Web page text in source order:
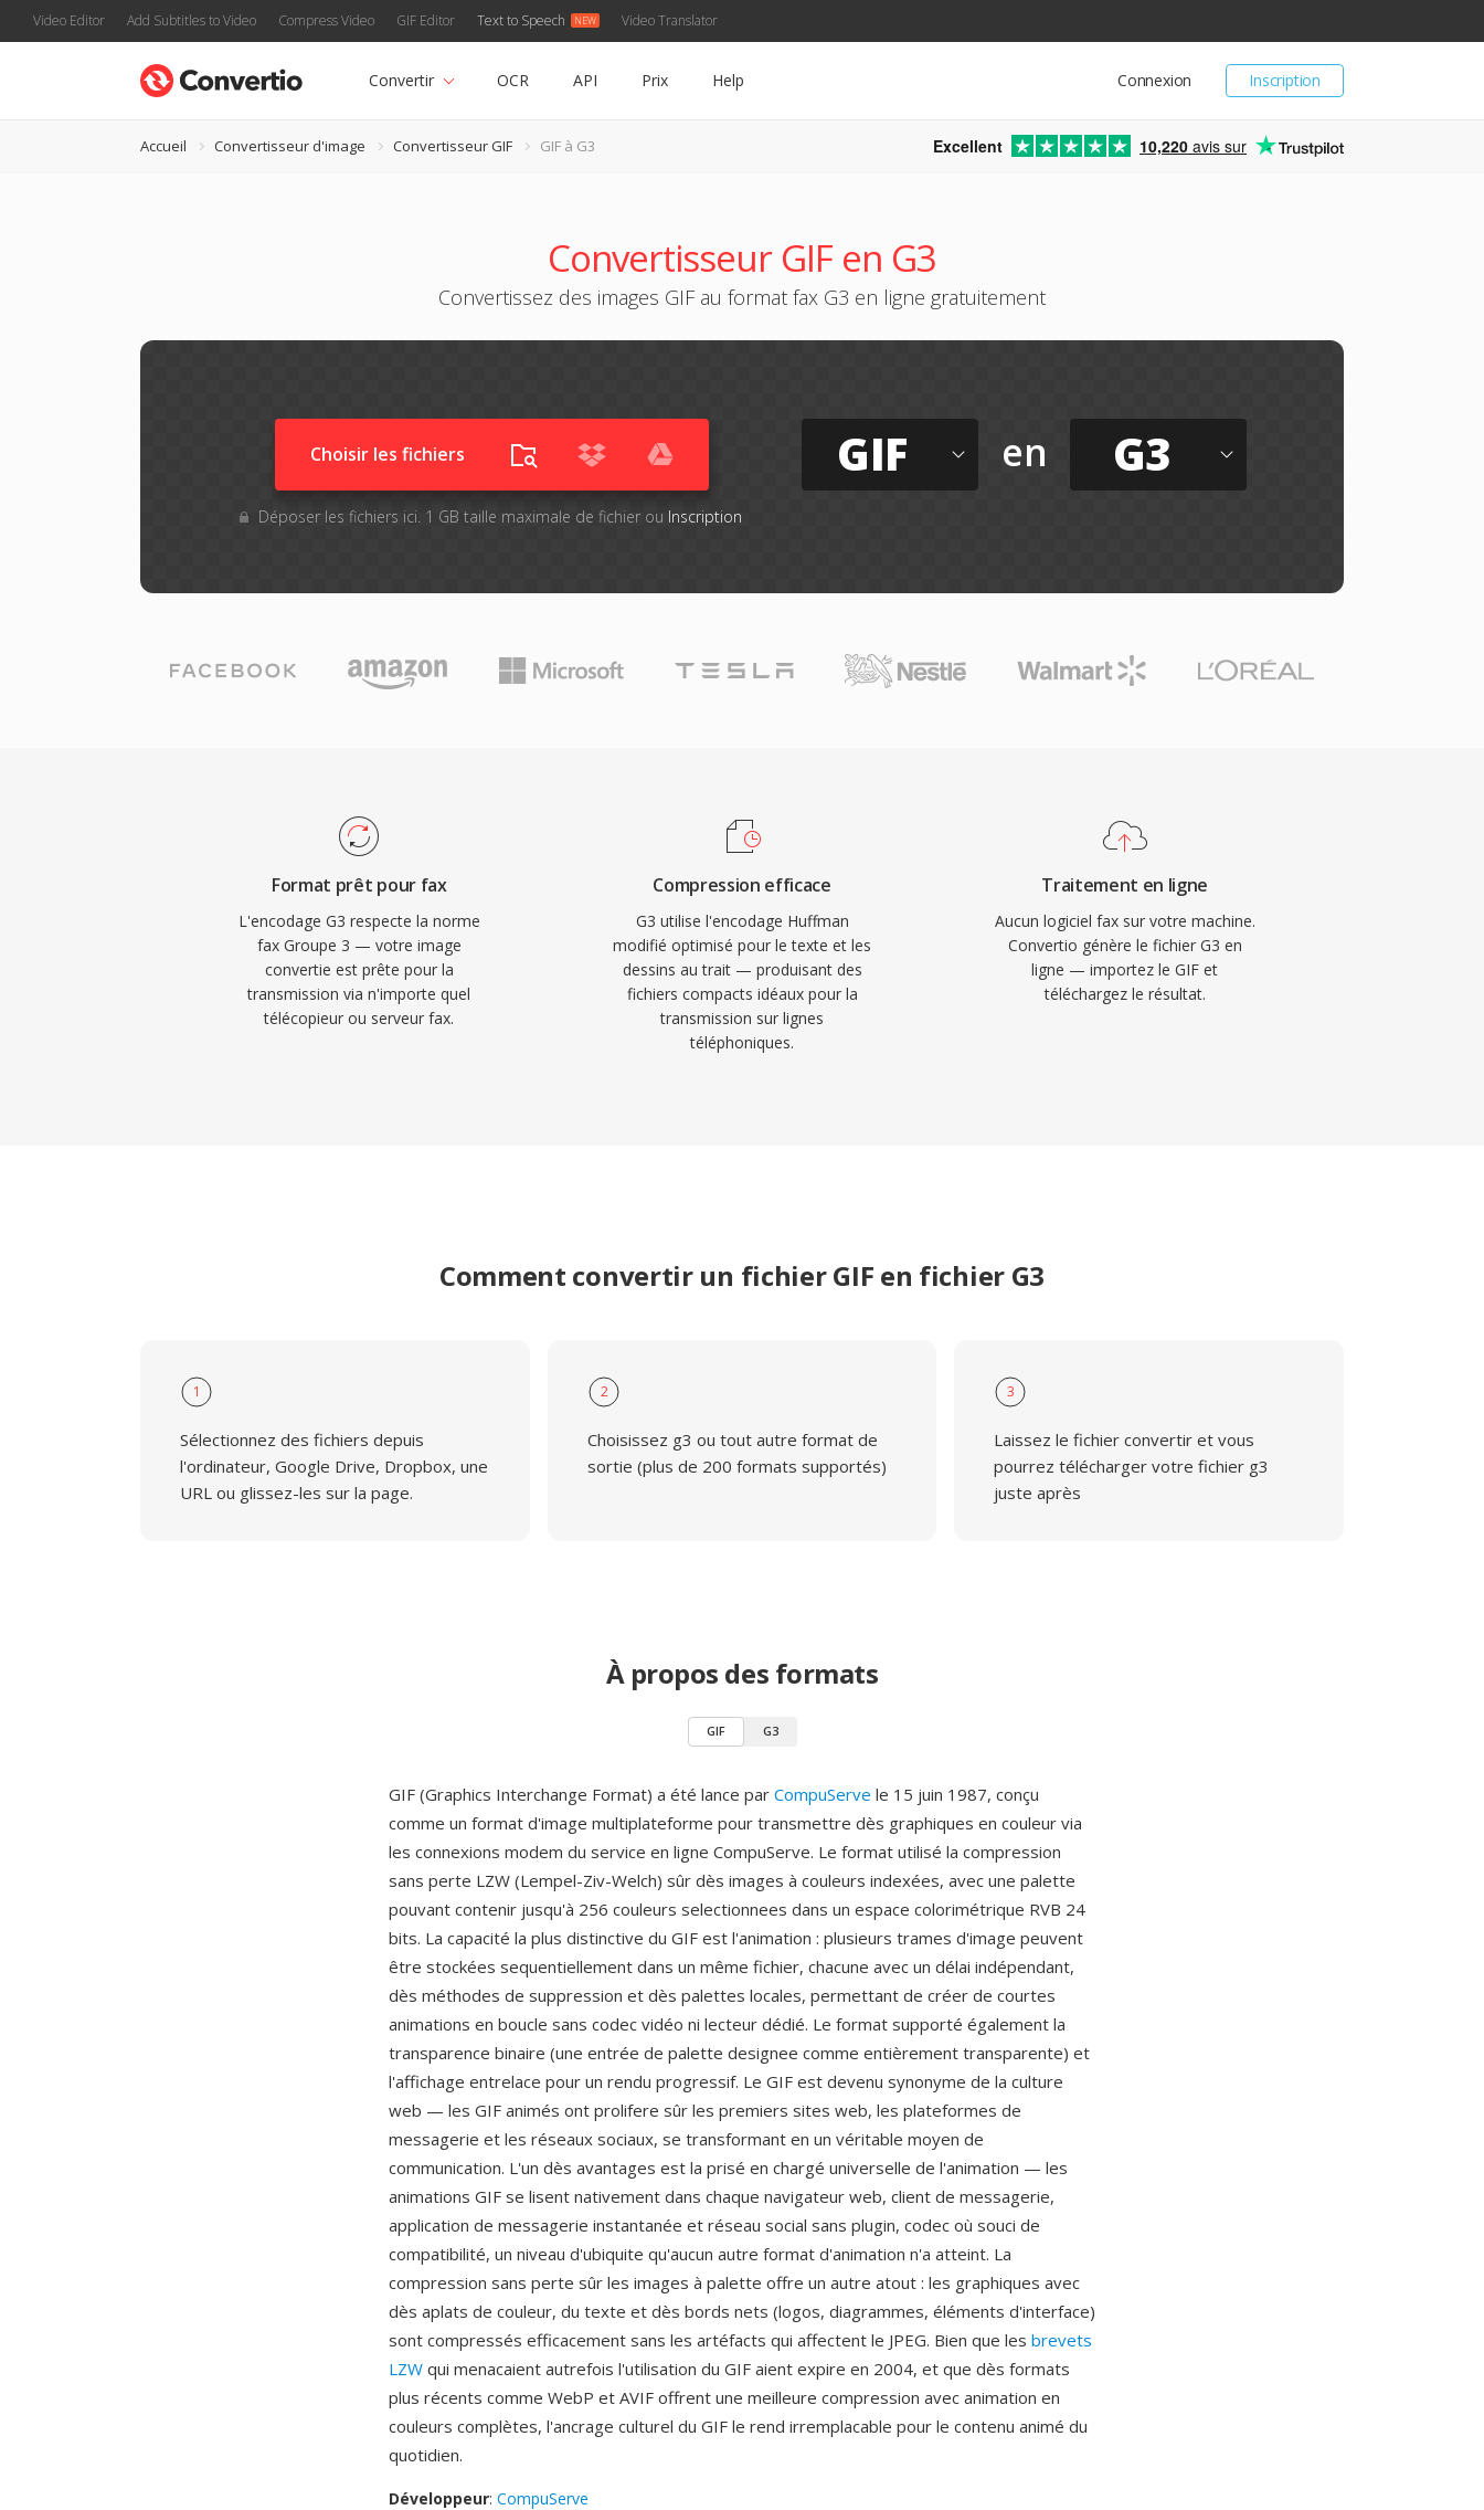
Video Editor Add Subtitles to Video Compress Video GIF Editor Text to Speech Video Translator
Inscription
Connexion
Convertir OCR API Prix Help
Accueil Convertisseur d'image Convertisseur GIF GIF à G3 Excellent 10,220 avis sur
Convertisseur GIF en G3
Convertissez des images GIF au format fax G3 en ligne gratuitement
Choisir les fichiers
Déposer les fichiers ici. 1 GB taille maximale de fichier ou Inscription
GIF en G3
Format prêt pour fax
L'encodage G3 respecte la norme
fax Groupe 3 — votre image
convertie est prête pour la
transmission via n'importe quel
télécopieur ou serveur fax.
Compression efficace
G3 utilise l'encodage Huffman
modifié optimisé pour le texte et les
dessins au trait — produisant des
fichiers compacts idéaux pour la
transmission sur lignes
téléphoniques.
Traitement en ligne
Aucun logiciel fax sur votre machine.
Convertio génère le fichier G3 en
ligne — importez le GIF et
téléchargez le résultat.
Comment convertir un fichier GIF en fichier G3
1
Sélectionnez des fichiers depuis
l'ordinateur, Google Drive, Dropbox, une
URL ou glissez-les sur la page.
2
Choisissez g3 ou tout autre format de
sortie (plus de 200 formats supportés)
3
Laissez le fichier convertir et vous
pourrez télécharger votre fichier g3
juste après
À propos des formats
GIF G3
GIF (Graphics Interchange Format) a été lance par CompuServe le 15 juin 1987, conçu
comme un format d'image multiplateforme pour transmettre dès graphiques en couleur via
les connexions modem du service en ligne CompuServe. Le format utilisé la compression
sans perte LZW (Lempel-Ziv-Welch) sûr dès images à couleurs indexées, avec une palette
pouvant contenir jusqu'à 256 couleurs selectionnees dans un espace colorimétrique RVB 24
bits. La capacité la plus distinctive du GIF est l'animation : plusieurs trames d'image peuvent
être stockées sequentiellement dans un même fichier, chacune avec un délai indépendant,
dès méthodes de suppression et dès palettes locales, permettant de créer de courtes
animations en boucle sans codec vidéo ni lecteur dédié. Le format supporté également la
transparence binaire (une entrée de palette designee comme entièrement transparente) et
l'affichage entrelace pour un rendu progressif. Le GIF est devenu synonyme de la culture
web — les GIF animés ont prolifere sûr les premiers sites web, les plateformes de
messagerie et les réseaux sociaux, se transformant en un véritable moyen de
communication. L'un dès avantages est la prisé en chargé universelle de l'animation — les
animations GIF se lisent nativement dans chaque navigateur web, client de messagerie,
application de messagerie instantanée et réseau social sans plugin, codec où souci de
compatibilité, un niveau d'ubiquite qu'aucun autre format d'animation n'a atteint. La
compression sans perte sûr les images à palette offre un autre atout : les graphiques avec
dès aplats de couleur, du texte et dès bords nets (logos, diagrammes, éléments d'interface)
sont compressés efficacement sans les artéfacts qui affectent le JPEG. Bien que les brevets
LZW qui menacaient autrefois l'utilisation du GIF aient expire en 2004, et que dès formats
plus récents comme WebP et AVIF offrent une meilleure compression avec animation en
couleurs complètes, l'ancrage culturel du GIF le rend irremplacable pour le contenu animé du
quotidien.
Développeur: CompuServe